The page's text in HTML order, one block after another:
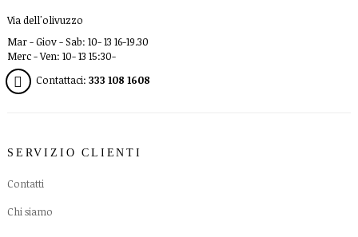
Via dell'olivuzzo
Mar - Giov - Sab: 10- 13 16-19.30
Merc - Ven: 10- 13 15:30-
Contattaci: 333 108 1608
SERVIZIO CLIENTI
Contatti
Chi siamo